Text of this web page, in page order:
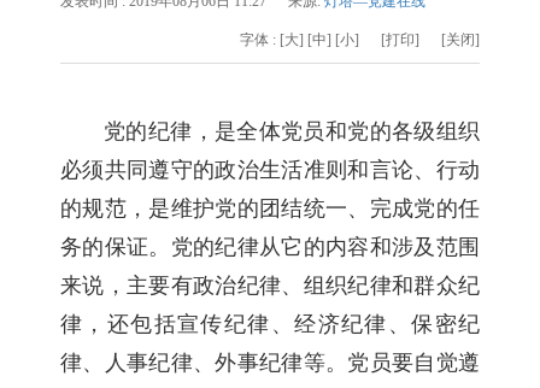
字体 : [大] [中] [小] [打印] [关闭]
党的纪律，是全体党员和党的各级组织
必须共同遵守的政治生活准则和言论、行动
的规范，是维护党的团结统一、完成党的任
务的保证。党的纪律从它的内容和涉及范围
来说，主要有政治纪律、组织纪律和群众纪
律，还包括宣传纪律、经济纪律、保密纪
律、人事纪律、外事纪律等。党员要自觉遵